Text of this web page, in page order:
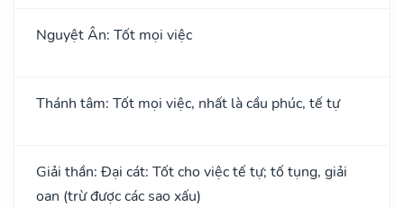
Nguyệt Ân: Tốt mọi việc
Thánh tâm: Tốt mọi việc, nhất là cầu phúc, tế tự
Giải thần: Đại cát: Tốt cho việc tế tự; tố tụng, giải
oan (trừ được các sao xấu)